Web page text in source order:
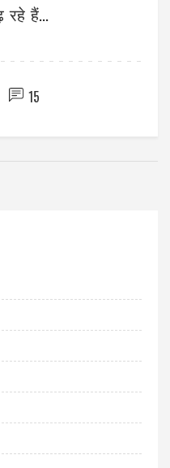
रहे हैं...
15